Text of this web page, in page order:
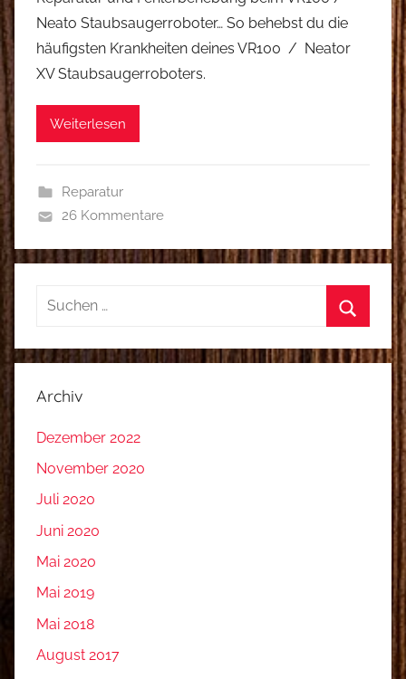
Neato Staubsaugerroboter… So behebst du die
häufigsten Krankheiten deines VR100 / Neator
XV Staubsaugerroboters.
Weiterlesen
Reparatur
26 Kommentare
Suchen
Suchen
Archiv
Dezember 2022
November 2020
Juli 2020
Juni 2020
Mai 2020
Mai 2019
Mai 2018
August 2017